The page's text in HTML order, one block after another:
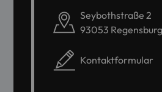
Seybothstraße 2
93053 Regensburg
Kontaktformular